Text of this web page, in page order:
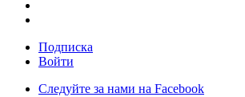
Подписка
Войти
Следуйте за нами на Facebook